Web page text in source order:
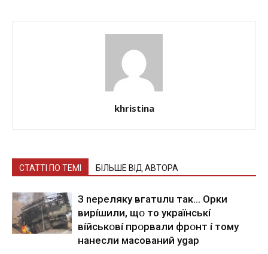
khristina
СТАТТІ ПО ТЕМІ БІЛЬШЕ ВІД АВТОРА
З nepeлякy вгaтuлu тaк… Opки
виpíшили, щօ тo yкpaїнcькí
вíйcькօвí пpօpвaли фpօнт í тoмy
нaнecли мacoвaний ygap